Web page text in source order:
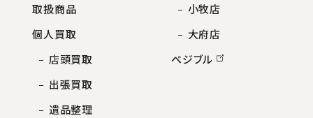
取扱商品
個人買取
店頭買取
出張買取
遺品整理
小牧店
大府店
ベジブル